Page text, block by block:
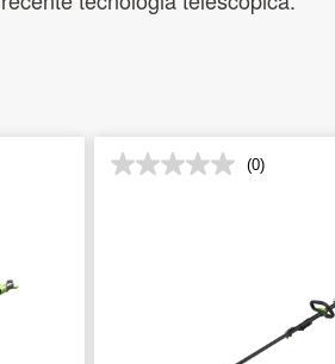
(0)